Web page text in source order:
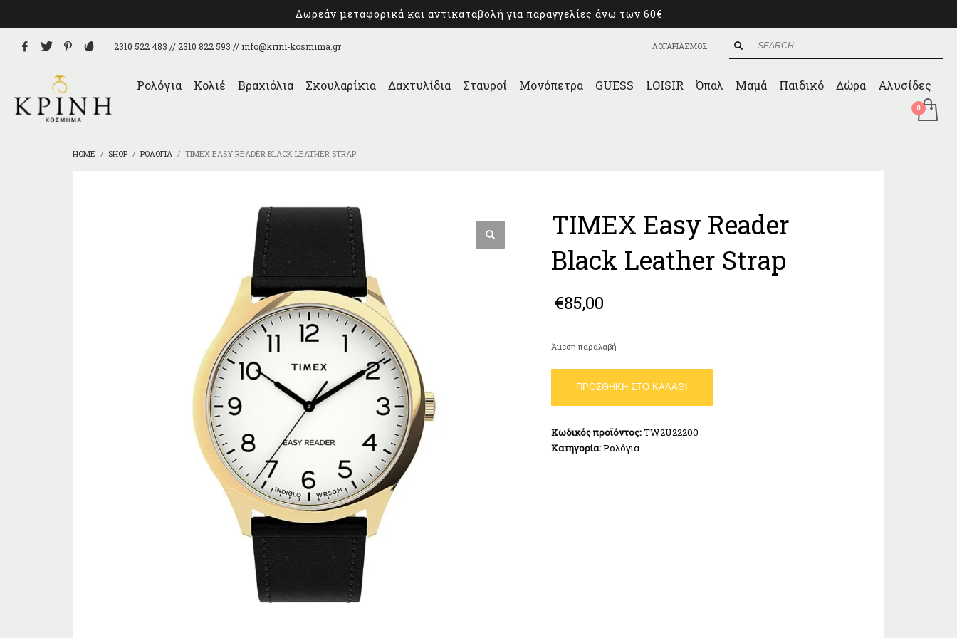
Δωρεάν μεταφορικά και αντικαταβολή για παραγγελίες άνω των 60€
2310 522 483 // 2310 822 593 // info@krini-kosmima.gr ΛΟΓΑΡΙΑΣΜΟΣ
Ρολόγια Κολιέ Βραχιόλια Σκουλαρίκια Δαχτυλίδια Σταυροί Μονόπετρα GUESS LOISIR Όπαλ Μαμά Παιδικό Δώρα Αλυσίδες
HOME SHOP ΡΟΛΌΓΙΑ TIMEX EASY READER BLACK LEATHER STRAP
TIMEX Easy Reader
Black Leather Strap
€85,00
Άμεση παραλαβή
Reader
Leather
Strap
ΠΡΟΣΘΉΚΗ ΣΤΟ ΚΑΛΆΘΙ
Κωδικός προϊόντος:TW2U22200
Κατηγορία:Ρολόγια